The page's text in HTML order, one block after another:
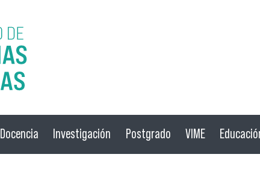
Docencia Investigación Postgrado VIME